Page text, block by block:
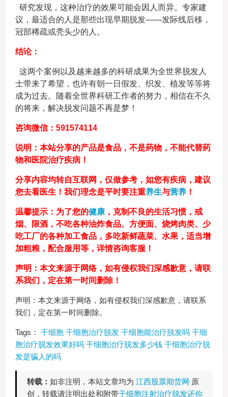
研究发现，这种治疗的效果可能会因人而异。专家建
议，最适合的人是那些出现早期脱发——发际线后移，
冠部稀疏或秃头少的人。
结论：
这两个案例以及越来越多的科研成果为全世界脱发人
士带来了希望，也许有朝一日假发、织发、植发等等将
成为过去。随着全世界科研工作者的努力，相信在不久
的将来，解决脱发问题不再是梦！
咨询微信：591574114
说明：本站分享的产品是食品，不是药物，不能代替药
物和医院治疗疾病！
分享内容均转自互联网，仅做参考，如您有疾病，建议
您去看医生！我们理念是平时要注重养生与营养！
温馨提示：为了您的健康，克制不良的生活习惯，戒
烟、限酒，不吃各种油炸食品、方便面、烧烤肉类、少
吃工厂的各种加工食品，多吃新鲜蔬菜、水果，适当增
加粗粮，配合服用等，详情咨询客服！
声明：本文来源于网络，如有侵权我们深感歉意，请联
系我们，定在第一时间删除！
声明：本文来源于网络，如有侵权我们深感歉意，请联系
我们，定在第一时间删除。
Tags： 干细胞 干细胞治疗脱发 干细胞能治疗脱发吗 干细
胞治疗脱发效果好吗 干细胞治疗脱发多少钱 干细胞治疗脱
发是骗人的吗
转载： 如非注明，本站文章均为 江西股票期货网 原
创，转载请注明出处和附带干细胞注射治疗脱发还你